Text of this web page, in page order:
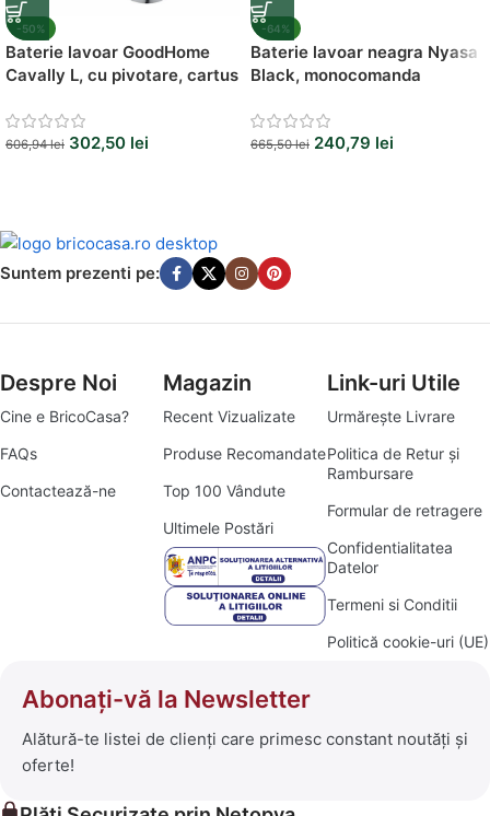
-50%
Baterie lavoar GoodHome
Cavally L, cu pivotare, cartus
monocomanda, design
modern
606,94lei 302,50 lei
-64%
Baterie lavoar neagra Nyasa
Black, monocomanda
665,50lei 240,79 lei
Suntem prezenti pe:
Despre Noi
Cine e BricoCasa?
FAQs
Contactează-ne
Magazin
Recent Vizualizate
Produse Recomandate
Top 100 Vândute
Ultimele Postări
Link-uri Utile
Urmărește Livrare
Politica de Retur și
Rambursare
Formular de retragere
Confidentialitatea
Datelor
Termeni si Conditii
Politică cookie-uri (UE)
Abonați-vă la Newsletter
Alătură-te listei de clienți care primesc constant noutăți și
oferte!